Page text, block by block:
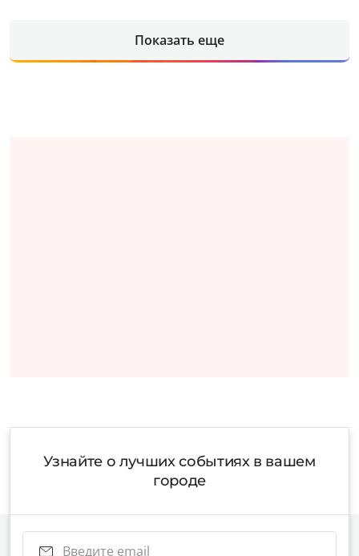
Показать еще
Узнайте о лучших событиях в вашем
городе